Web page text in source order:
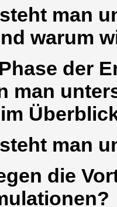
man
warum
der
man
man
die